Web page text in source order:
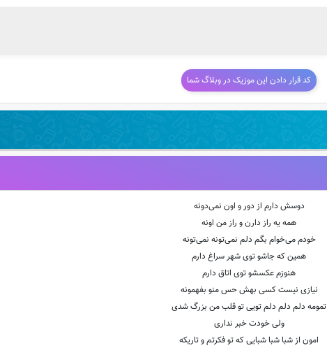
کد قرار دادن این موزیک در وبلاگ شما
دوسش دارم از دور و اون نمی‌دونه
همه یه راز دارن و راز من اونه
خودم می‌خوام بگم دلم نمی‌تونه نمی‌تونه
همین که جاشو توی شهر سراغ دارم
هنوزم عکسشو توی اتاق دارم
نیازی نیست کسی بهش حس منو بفهمونه
تمومه دلم دلم دلم تویی تو قلب من بزرگ شدی
ولی خودت خبر نداری
امون از شبا شبا شبایی که تو فکرتم و تاریکه